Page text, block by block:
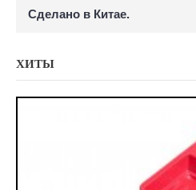
Сделано в Китае.
ХИТЫ